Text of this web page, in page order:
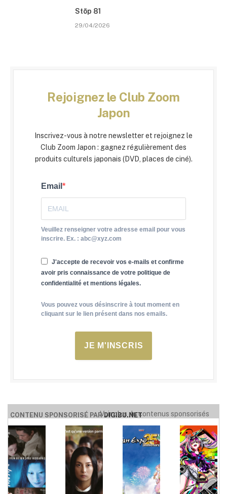
Stōp 81
29/04/2026
Rejoignez le Club Zoom
Japon
Inscrivez-vous à notre newsletter et rejoignez le
Club Zoom Japon : gagnez régulièrement des
produits culturels japonais (DVD, places de ciné).
Email
Veuillez renseigner votre adresse email pour vous
inscrire. Ex. : abc@xyz.com
J'accepte de recevoir vos e-mails et confirme
avoir pris connaissance de votre politique de
confidentialité et mentions légales.
Vous pouvez vous désinscrire à tout moment en
cliquant sur le lien présent dans nos emails.
JE M'INSCRIS
CONTENU SPONSORISÉ PARDIGIBU.NET
Voir plus de contenus sponsorisés